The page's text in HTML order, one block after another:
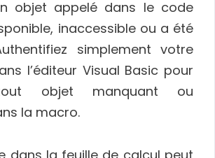
objet appelé dans le code
inaccessible ou a été
simplement votre
l’éditeur Visual Basic pour
objet manquant ou
la macro.